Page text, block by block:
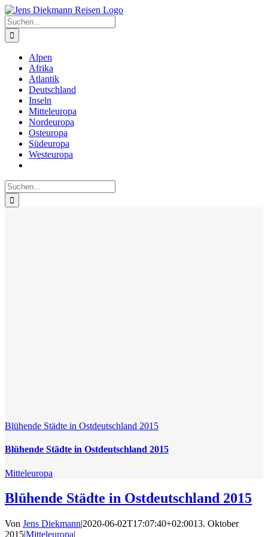
Zum
Inhalt
springen
Suche
nach:
Alpen
Afrika
Atlantik
Deutschland
Inseln
Mitteleuropa
Nordeuropa
Osteuropa
Südeuropa
Westeuropa
Suche
nach:
Blühende Städte in Ostdeutschland 2015
Blühende Städte in Ostdeutschland 2015
Mitteleuropa
Blühende Städte in Ostdeutschland 2015
Von Jens Diekmann|2020-06-02T17:07:40+02:0013. Oktober
2015|Mitteleuropa|